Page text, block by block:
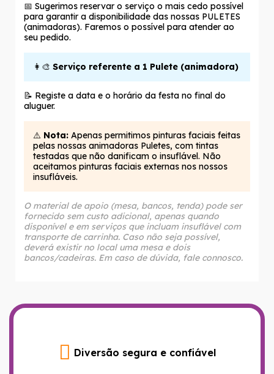
📅 Sugerimos reservar o serviço o mais cedo possível
para garantir a disponibilidade das nossas PULETES
(animadoras). Faremos o possível para atender ao
seu pedido.
👩‍🎨 Serviço referente a 1 Pulete (animadora)
📝 Registe a data e o horário da festa no final do
aluguer.
⚠️ Nota: Apenas permitimos pinturas faciais feitas
pelas nossas animadoras Puletes, com tintas
testadas que não danificam o insuflável. Não
aceitamos pinturas faciais externas nos nossos
insufláveis.
O material de apoio (mesa, bancos, tenda) pode ser
fornecido sem custo adicional, apenas quando
disponível e em serviços que incluam insuflável com
transporte de carrinha. Caso não seja possível,
deverá existir no local uma mesa e dois
bancos/cadeiras. Em caso de dúvida, fale connosco.
Diversão segura e confiável